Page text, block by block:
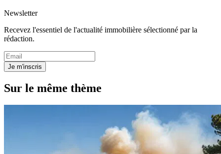
Newsletter
Recevez l'essentiel de l'actualité immobilière sélectionné par la
rédaction.
Je m'inscris
Sur le même thème